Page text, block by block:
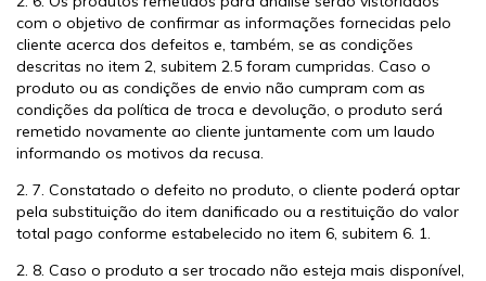
com o objetivo de confirmar as informações fornecidas pelo
cliente acerca dos defeitos e, também, se as condições
descritas no item 2, subitem 2.5 foram cumpridas. Caso o
produto ou as condições de envio não cumpram com as
condições da política de troca e devolução, o produto será
remetido novamente ao cliente juntamente com um laudo
informando os motivos da recusa.
2. 7. Constatado o defeito no produto, o cliente poderá optar
pela substituição do item danificado ou a restituição do valor
total pago conforme estabelecido no item 6, subitem 6. 1.
2. 8. Caso o produto a ser trocado não esteja mais disponível,